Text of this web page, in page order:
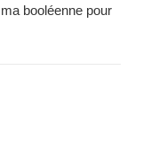
booléenne pour